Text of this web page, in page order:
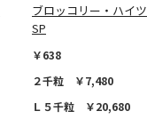
ブロッコリー・ハイツ
SP
￥638
２千粒 ￥7,480
Ｌ５千粒 ￥20,680